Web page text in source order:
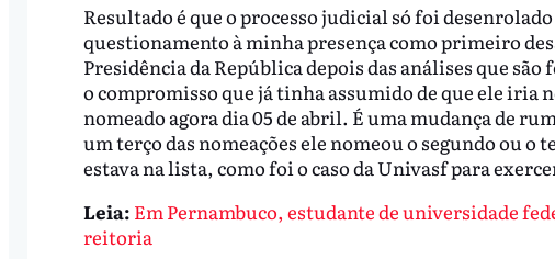
Resultado é que o processo judicial só foi
questionamento à minha presença como primeiro
Presidência da República depois das análises que
o compromisso que já tinha assumido de que ele iria
nomeado agora dia 05 de abril. É uma mudança de
um terço das nomeações ele nomeou o segundo ou o
estava na lista, como foi o caso da Univasf para
Leia: Em Pernambuco, estudante de universidade
reitoria